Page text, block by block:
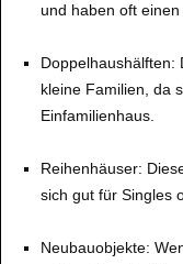
und haben oft einen
Doppelhaushälften:
kleine Familien, da
Einfamilienhaus.
Reihenhäuser:
sich gut für Singles
Neubauobjekte: